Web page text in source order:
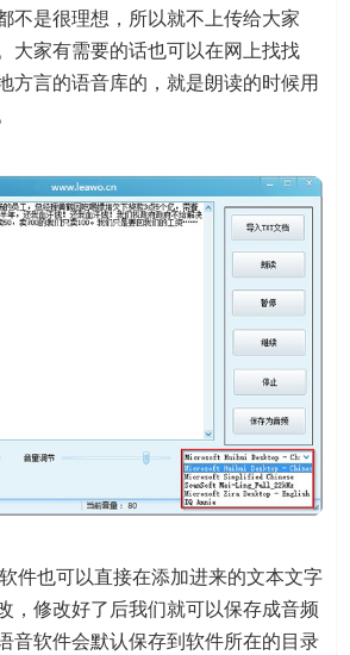
不是很理想，所以就不上传给大家
大家有需要的话也可以在网上找找
方言的语音库的，就是朗读的时候用
也可以直接在添加进来的文本文字
，修改好了后我们就可以保存成音频
音软件会默认保存到软件所在的目录